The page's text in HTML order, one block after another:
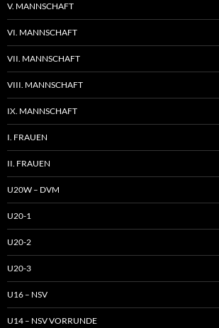
V. MANNSCHAFT
VI. MANNSCHAFT
VII. MANNSCHAFT
VIII. MANNSCHAFT
IX. MANNSCHAFT
I. FRAUEN
II. FRAUEN
U20W – DVM
U20-1
U20-2
U20-3
U16 – NSV
U14 – NSV VORRUNDE